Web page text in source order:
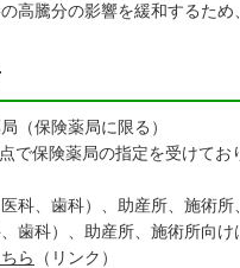
高騰分の影響を緩和するため
（保険薬局に限る）
保険薬局の指定を受けてお
科、歯科）、助産所、施術所
科）、助産所、施術所向け
ら （リンク）